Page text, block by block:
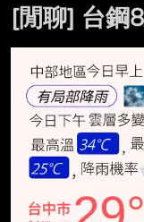
[閒聊] 台鋼